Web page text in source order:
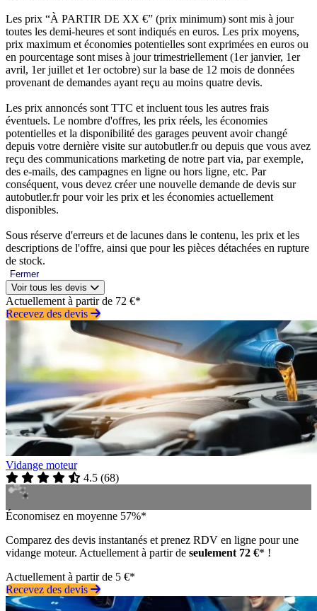
Les prix “À PARTIR DE XX €” (prix minimum) sont mis à jour
toutes les demi-heures et sont indiqués en euros. Les prix moyens,
prix maximum et économies potentielles sont exprimées en euros ou
en pourcentage sont mises à jour trimestriellement (1er janvier, 1er
avril, 1er juillet et 1er octobre) sur la base de 12 mois de données
provenant de demandes ayant reçu au moins quatre devis.
Les prix annoncés sont TTC et incluent tous les autres frais
éventuels. Le nombre d'offres, les prix réels, les économies
potentielles et la disponibilité des garages peuvent avoir changé
depuis votre dernière visite sur autobutler.fr ou depuis que vous avez
reçu des communications marketing de notre part via, par exemple,
des e-mails, des campagnes en ligne ou hors ligne, etc. Par
conséquent, vous devez créer une nouvelle demande de devis sur
autobutler.fr pour voir les prix et les économies actuellement
disponibles.
Sous réserve d'erreurs et de lacunes dans le contenu, les prix et les
descriptions de l'offre, ainsi que pour les pièces détachées en rupture
de stock.
Fermer
Voir tous les devis
Actuellement à partir de 72 €*
Recevez des devis
Vidange moteur
4.5 (68)
Économisez en moyenne 57%*
Comparez des devis instantanés et prenez RDV en ligne pour une
vidange moteur. Actuellement à partir de seulement 72 €* !
Actuellement à partir de 5 €*
Recevez des devis